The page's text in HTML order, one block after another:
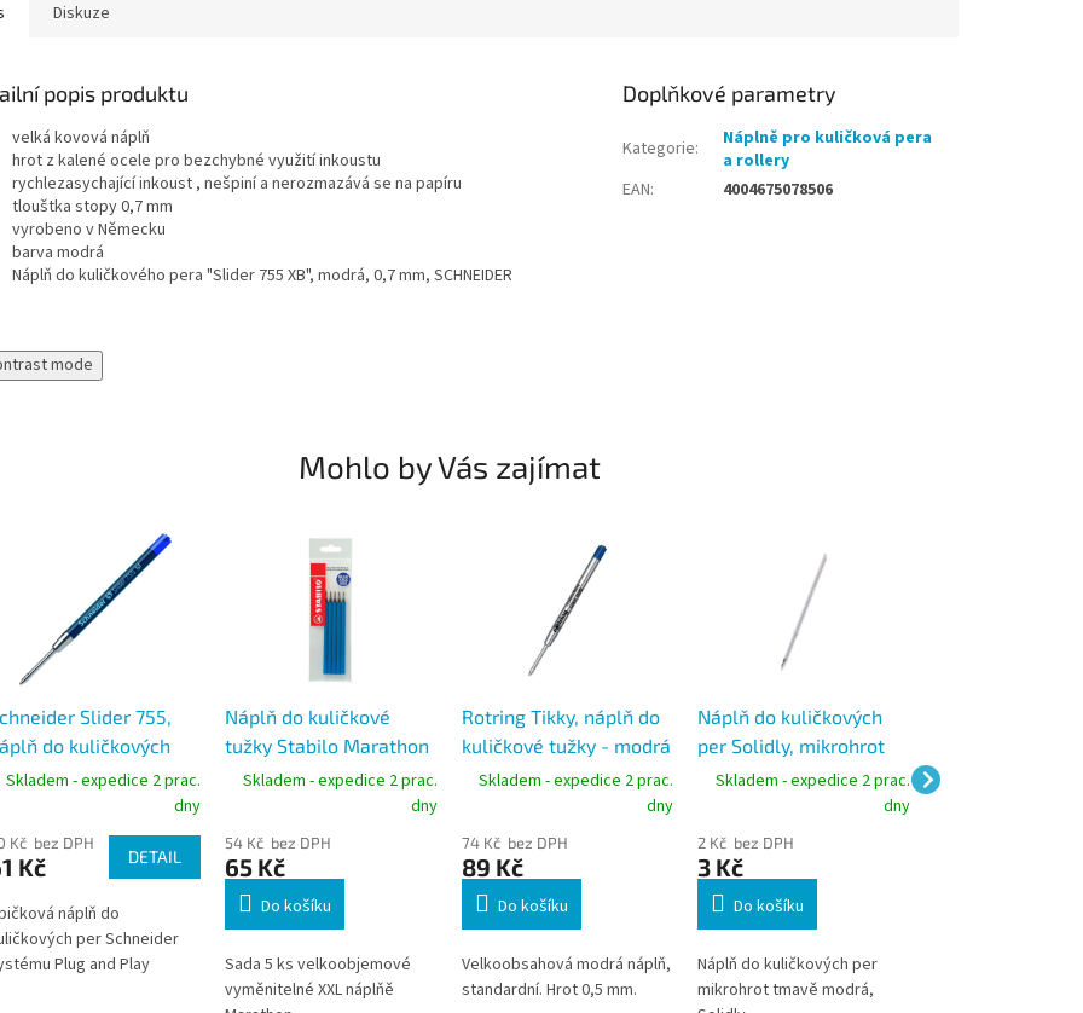
Diskuze
popis produktu
velká kovová náplň
hrot z kalené ocele pro bezchybné využití inkoustu
rychlezasychající inkoust , nešpiní a nerozmazává se na papíru
tlouštka stopy 0,7 mm
vyrobeno v Německu
barva modrá
Náplň do kuličkového pera "Slider 755 XB", modrá, 0,7 mm, SCHNEIDER
Doplňkové parametry
Kategorie:
Náplně pro kuličková pera
a rollery
EAN: 4004675078506
mode
Mohlo by Vás zajímat
Slider 755,
do kuličkových
per , 0,5 mm
Skladem - expedice 2 prac.
dny
Kč bez DPH
Kč DETAIL
náplň do
per Schneider
Plug and Play
Náplň do kuličkové
tužky Stabilo Marathon
318, modrá, 5ks
Skladem - expedice 2 prac.
dny
54 Kč bez DPH
65 Kč
Do košíku
Sada 5 ks velkoobjemové
vyměnitelné XXL náplňě
Rotring Tikky, náplň do
kuličkové tužky - modrá
Skladem - expedice 2 prac.
dny
74 Kč bez DPH
89 Kč
Do košíku
Velkoobsahová modrá náplň,
standardní. Hrot 0,5 mm.
Náplň do kuličkových
per Solidly, mikrohrot
tmavě modrá
Skladem - expedice 2 prac.
dny
2 Kč bez DPH
3 Kč
Do košíku
Náplň do kuličkových per
mikrohrot tmavě modrá,
kuličkových per,